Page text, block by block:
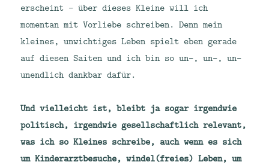
erscheint – über dieses Kleine will ich
momentan mit Vorliebe schreiben. Denn mein
kleines, unwichtiges Leben spielt eben gerade
auf diesen Saiten und ich bin so un-, un-, un-
unendlich dankbar dafür.
Und vielleicht ist, bleibt ja sogar irgendwie
politisch, irgendwie gesellschaftlich relevant,
was ich so Kleines schreibe, auch wenn es sich
um Kinderarztbesuche, windel(freies) Leben, um